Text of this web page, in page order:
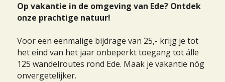
Op vakantie in de omgeving van Ede? Ontdek
onze prachtige natuur!
Voor een eenmalige bijdrage van 25,- krijg je tot
het eind van het jaar onbeperkt toegang tot álle
125 wandelroutes rond Ede. Maak je vakantie nóg
onvergetelijker.